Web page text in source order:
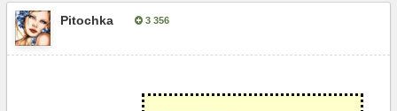
Pitochka 3 356